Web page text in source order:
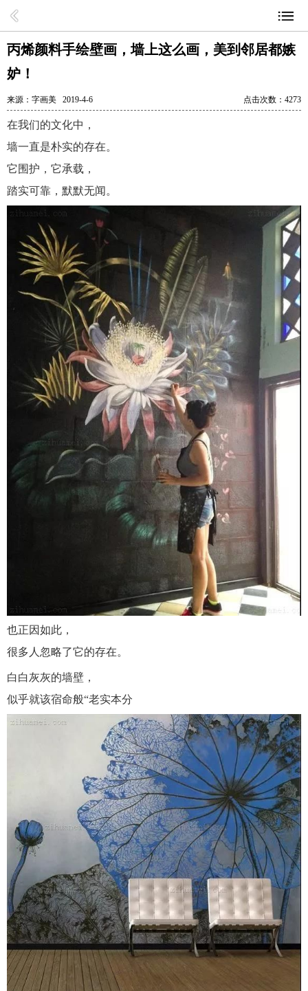
丙烯颜料手绘壁画，墙上这么画，美到邻居都嫉
妒！
来源： 字画美 2019-4-6 点击次数： 4273
在我们的文化中，
墙一直是朴实的存在。
它围护，它承载，
踏实可靠，默默无闻。
也正因如此，
很多人忽略了它的存在。
白白灰灰的墙壁，
似乎就该宿命般“老实本分